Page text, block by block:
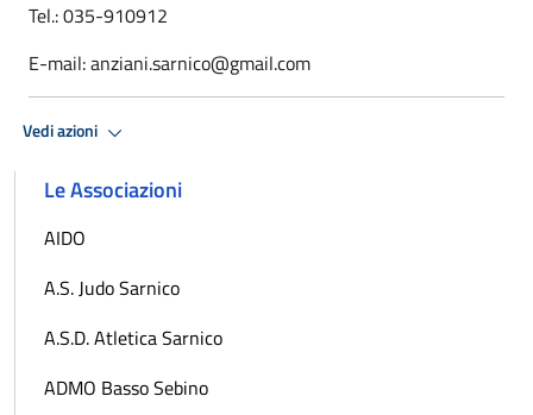
Tel.: 035-910912
E-mail: anziani.sarnico@gmail.com
Vedi azioni
Le Associazioni
AIDO
A.S. Judo Sarnico
A.S.D. Atletica Sarnico
ADMO Basso Sebino